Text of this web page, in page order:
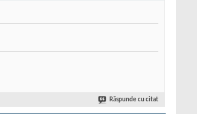
Răspunde cu citat